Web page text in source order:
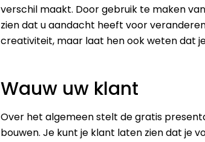
verschil maakt. Door gebruik te maken
zien dat u aandacht heeft voor
creativiteit, maar laat hen ook weten dat
Wauw uw klant
Over het algemeen stelt de gratis
bouwen. Je kunt je klant laten zien dat je